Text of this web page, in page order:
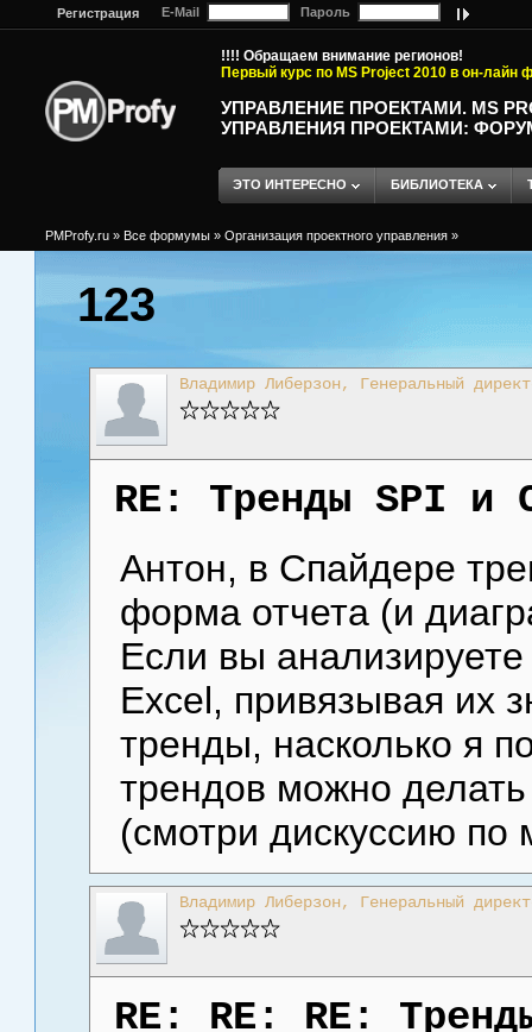
Регистрация E-Mail Пароль
!!!! Обращаем внимание регионов!
Первый курс по MS Project 2010 в он-лайн
УПРАВЛЕНИЕ ПРОЕКТАМИ. MS
УПРАВЛЕНИЯ ПРОЕКТАМИ:
ЭТО ИНТЕРЕСНО БИБЛИОТЕКА
PMProfy.ru » Все формумы » Организация проектного управления »
123
Владимир Либерзон, Генеральный
RE: Тренды SPI и
Антон, в Спайдере
форма отчета (и
Если вы
Excel, привязывая их
тренды, насколько я
трендов можно
(смотри дискуссию по
Владимир Либерзон, Генеральный
RE: RE: RE: